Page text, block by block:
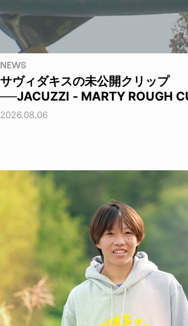
NEWS
サヴィダキスの未公開クリップ
──JACUZZI - MARTY ROUGH
2026.08.06